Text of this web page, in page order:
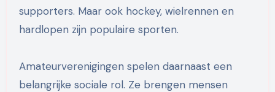
supporters. Maar ook hockey, wielrennen en
hardlopen zijn populaire sporten.
Amateurverenigingen spelen daarnaast een
belangrijke sociale rol. Ze brengen mensen